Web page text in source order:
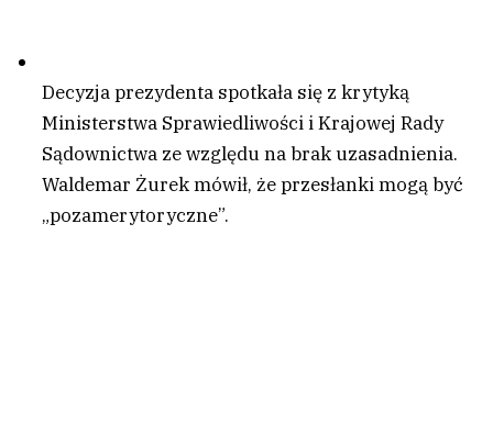
Decyzja prezydenta spotkała się z krytyką
Ministerstwa Sprawiedliwości i Krajowej Rady
Sądownictwa ze względu na brak uzasadnienia.
Waldemar Żurek mówił, że przesłanki mogą być
„pozamerytoryczne”.